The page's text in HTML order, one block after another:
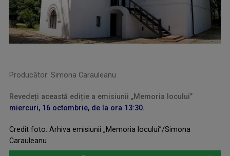
Producător: Simona Carauleanu
Revedeți această ediție a emisiunii „Memoria locului”
miercuri, 16 octombrie, de la ora 13:30.
Credit foto: Arhiva emisiunii „Memoria locului”/Simona
Carauleanu